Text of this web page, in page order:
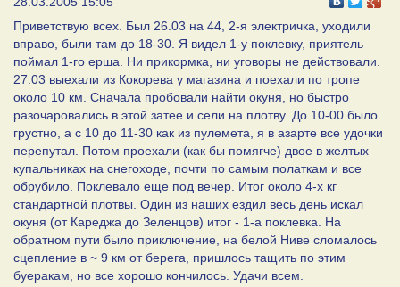
Приветствую всех. Был 26.03 на 44, 2-я электричка, уходили
вправо, были там до 18-30. Я видел 1-у поклевку, приятель
поймал 1-го ерша. Ни прикормка, ни уговоры не действовали.
27.03 выехали из Кокорева у магазина и поехали по тропе
около 10 км. Сначала пробовали найти окуня, но быстро
разочаровались в этой затее и сели на плотву. До 10-00 было
грустно, а с 10 до 11-30 как из пулемета, я в азарте все удочки
перепутал. Потом проехали (как бы помягче) двое в желтых
купальниках на снегоходе, почти по самым полаткам и все
обрубило. Поклевало еще под вечер. Итог около 4-х кг
стандартной плотвы. Один из наших ездил весь день искал
окуня (от Кареджа до Зеленцов) итог - 1-а поклевка. На
обратном пути было приключение, на белой Ниве сломалось
сцепление в ~ 9 км от берега, пришлось тащить по этим
буеракам, но все хорошо кончилось. Удачи всем.